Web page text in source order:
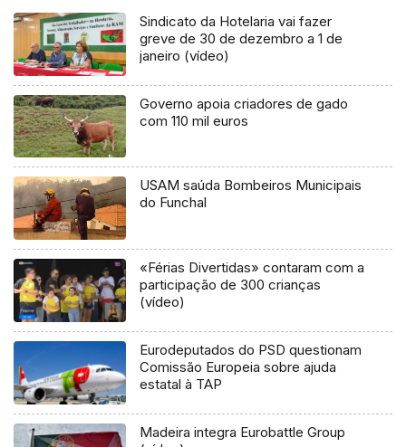
Sindicato da Hotelaria vai fazer
greve de 30 de dezembro a 1 de
janeiro (vídeo)
Governo apoia criadores de gado
com 110 mil euros
USAM saúda Bombeiros Municipais
do Funchal
«Férias Divertidas» contaram com a
participação de 300 crianças
(vídeo)
Eurodeputados do PSD questionam
Comissão Europeia sobre ajuda
estatal à TAP
Madeira integra Eurobattle Group